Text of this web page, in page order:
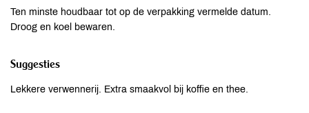
Ten minste houdbaar tot op de verpakking vermelde datum.
Droog en koel bewaren.
Suggesties
Lekkere verwennerij. Extra smaakvol bij koffie en thee.